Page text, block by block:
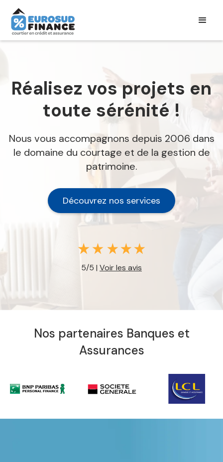
Réalisez vos projets en
toute sérénité !
Nous vous accompagnons depuis 2006 dans
le domaine du courtage et de la gestion de
patrimoine.
Découvrez nos services
5/5 | Voir les avis
Nos partenaires Banques et
Assurances